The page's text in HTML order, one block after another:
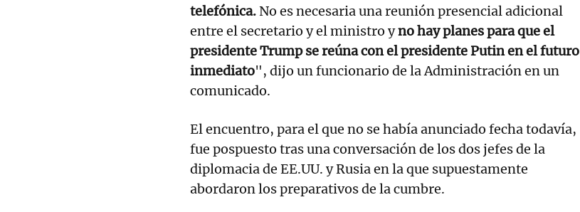
telefónica. No es necesaria una reunión presencial adicional
entre el secretario y el ministro yno hay planes para que el
presidente Trump se reúna con el presidente Putin en el futuro
inmediato", dijo un funcionario de la Administración en un
comunicado.
El encuentro, para el que no se había anunciado fecha todavía,
fue pospuesto tras una conversación de los dos jefes de la
diplomacia de EE.UU. y Rusia en la que supuestamente
abordaron los preparativos de la cumbre.